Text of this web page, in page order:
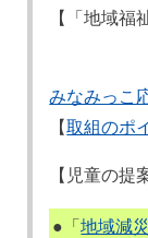
【「地域
みなみっこ
【取組のポ
【児童の
●「地域減